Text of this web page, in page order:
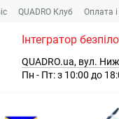
QUADRO Клуб Оплата
Інтегратор
QUADRO.ua, вул.
Пн - Пт: з 10:00 до